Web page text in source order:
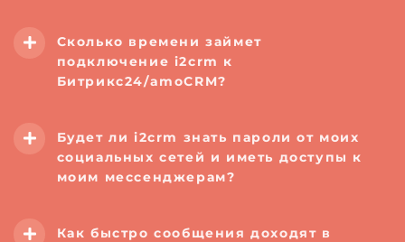
Сколько времени займет
подключение i2crm к
Битрикс24/amoCRM?
Будет ли i2crm знать пароли от моих
социальных сетей и иметь доступы к
моим мессенджерам?
Как быстро сообщения доходят в